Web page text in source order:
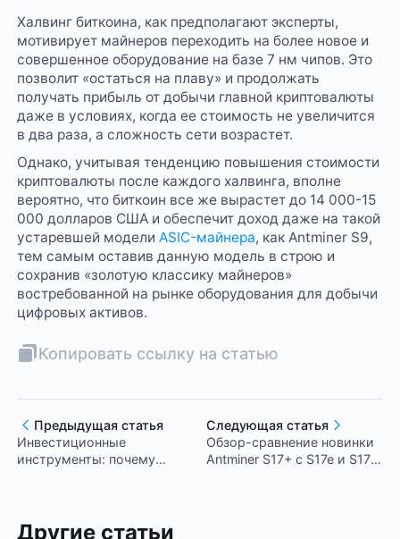
Халвинг биткоина, как предполагают эксперты,
мотивирует майнеров переходить на более новое и
совершенное оборудование на базе 7 нм чипов. Это
позволит «остаться на плаву» и продолжать
получать прибыль от добычи главной криптовалюты
даже в условиях, когда ее стоимость не увеличится
в два раза, а сложность сети возрастет.
Однако, учитывая тенденцию повышения стоимости
криптовалюты после каждого халвинга, вполне
вероятно, что биткоин все же вырастет до 14 000-15
000 долларов США и обеспечит доход даже на такой
устаревшей модели ASIC-майнера, как Antminer S9,
тем самым оставив данную модель в строю и
сохранив «золотую классику майнеров»
востребованной на рынке оборудования для добычи
цифровых активов.
Копировать ссылку на статью
Предыдущая статья
Инвестиционные
инструменты: почему
Следующая статья
Обзор-сравнение новинки
Antminer S17+ с S17e и S17
Другие статьи